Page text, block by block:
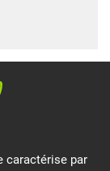
caractérise par